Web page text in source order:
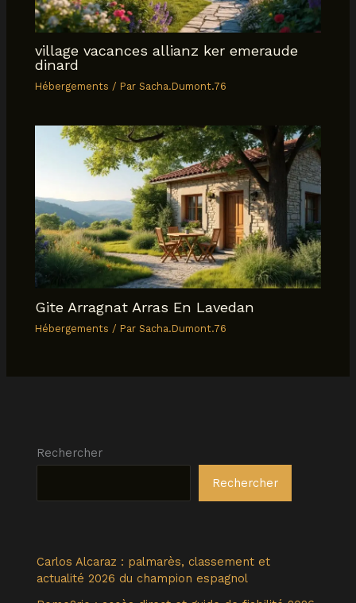
village vacances allianz ker emeraude
dinard
Hébergements / ParSacha.Dumont.76
Gite Arragnat Arras En Lavedan
Hébergements / ParSacha.Dumont.76
Rechercher
Rechercher
Carlos Alcaraz : palmarès, classement et
actualité 2026 du champion espagnol